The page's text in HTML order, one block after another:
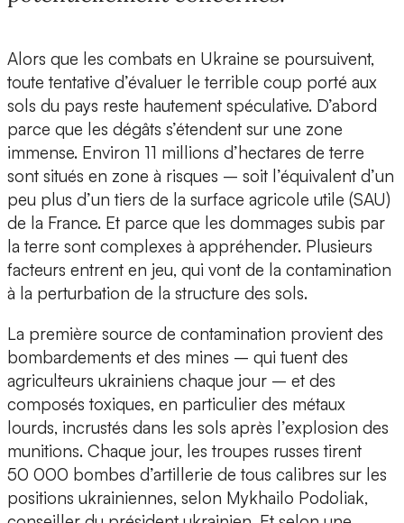
Alors que les combats en Ukraine se poursuivent,
toute tentative d’évaluer le terrible coup porté aux
sols du pays reste hautement spéculative. D’abord
parce que les dégâts s’étendent sur une zone
immense. Environ 11 millions d’hectares de terre
sont situés en zone à risques – soit l’équivalent d’un
peu plus d’un tiers de la surface agricole utile (SAU)
de la France. Et parce que les dommages subis par
la terre sont complexes à appréhender. Plusieurs
facteurs entrent en jeu, qui vont de la contamination
à la perturbation de la structure des sols.
La première source de contamination provient des
bombardements et des mines – qui tuent des
agriculteurs ukrainiens chaque jour – et des
composés toxiques, en particulier des métaux
lourds, incrustés dans les sols après l’explosion des
munitions. Chaque jour, les troupes russes tirent
50 000 bombes d’artillerie de tous calibres sur les
positions ukrainiennes, selon Mykhailo Podoliak,